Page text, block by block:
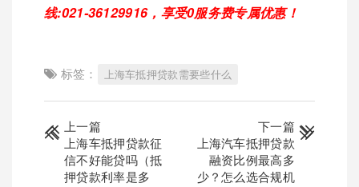
线:021-36129916，享受0服务费专属优惠！
标签： 上海车抵押贷款需要些什么
上一篇
上海车抵押贷款征
信不好能贷吗（抵
押贷款利率是多
下一篇
上海汽车抵押贷款
融资比例最高多
少？怎么选合规机